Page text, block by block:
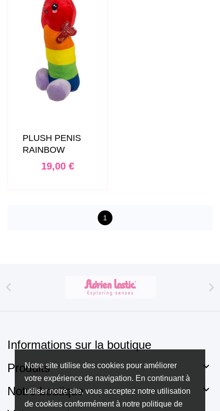
Notre site utilise des cookies pour améliorer
votre expérience de navigation. En continuant à
utiliser notre site, vous acceptez notre utilisation
de cookies conformément à notre politique de
PLUSH PENIS
RAINBOW
Prix
19,00 €
1
 
Informations sur la boutique
Produits

Notre boutique 